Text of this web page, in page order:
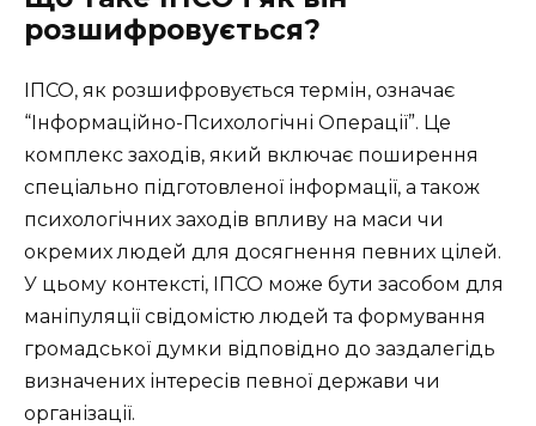
розшифровується?
ІПСО, як розшифровується термін, означає
“Інформаційно-Психологічні Операції”. Це
комплекс заходів, який включає поширення
спеціально підготовленої інформації, а також
психологічних заходів впливу на маси чи
окремих людей для досягнення певних цілей.
У цьому контексті, ІПСО може бути засобом для
маніпуляції свідомістю людей та формування
громадської думки відповідно до заздалегідь
визначених інтересів певної держави чи
організації.